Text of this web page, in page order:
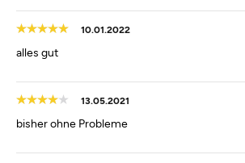
10.01.2022
alles gut
13.05.2021
bisher ohne Probleme